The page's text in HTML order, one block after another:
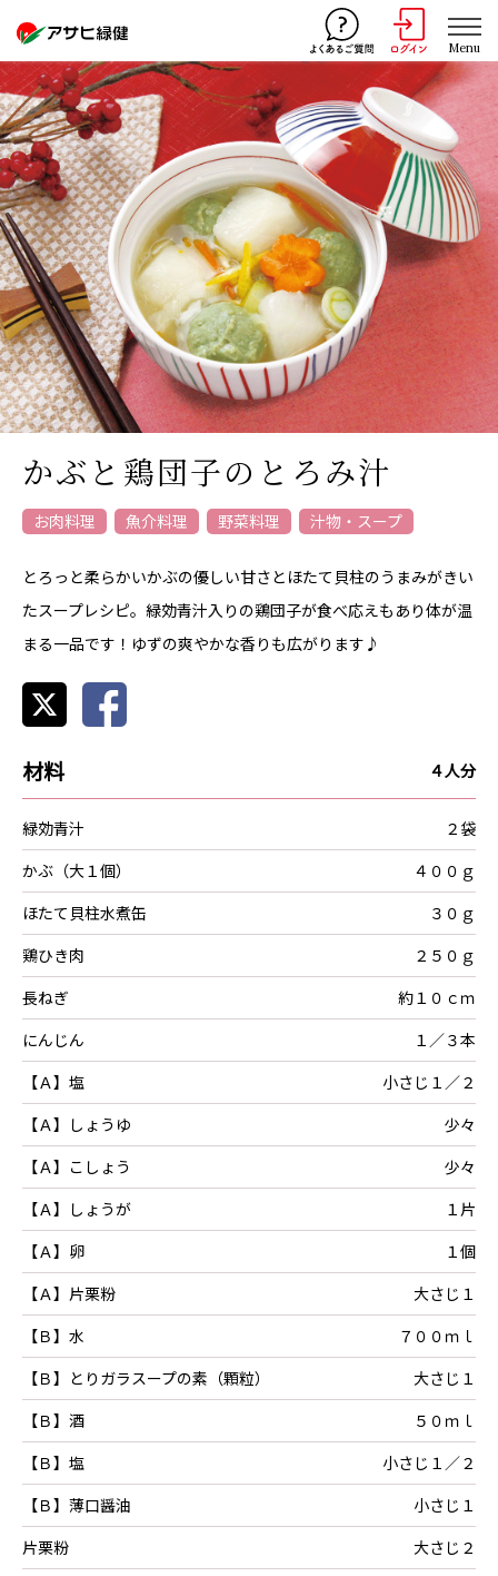
Menu
かぶと鶏団子のとろみ汁
お肉料理 魚介料理 野菜料理 汁物・スープ
とろっと柔らかいかぶの優しい甘さとほたて貝柱のうまみがきい
たスープレシピ。緑効青汁入りの鶏団子が食べ応えもあり体が温
まる一品です！ゆずの爽やかな香りも広がります♪
材料 ４人分
緑効青汁
２袋
かぶ（大１個）
４００ｇ
ほたて貝柱水煮缶
３０ｇ
鶏ひき肉
２５０ｇ
長ねぎ
約１０ｃｍ
にんじん
１／３本
【Ａ】塩
小さじ１／２
【Ａ】しょうゆ
少々
【Ａ】こしょう
少々
【Ａ】しょうが
１片
【Ａ】卵
１個
【Ａ】片栗粉
大さじ１
【Ｂ】水
７００ｍｌ
【Ｂ】とりガラスープの素（顆粒）
大さじ１
【Ｂ】酒
５０ｍｌ
【Ｂ】塩
小さじ１／２
【Ｂ】薄口醤油
小さじ１
片栗粉
大さじ２